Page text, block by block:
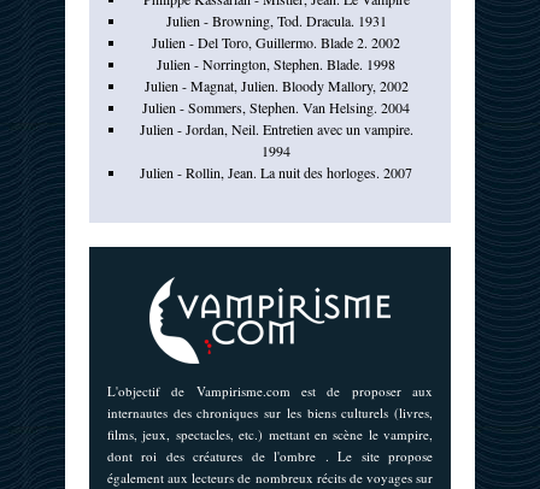
Julien - Browning, Tod. Dracula. 1931
Julien - Del Toro, Guillermo. Blade 2. 2002
Julien - Norrington, Stephen. Blade. 1998
Julien - Magnat, Julien. Bloody Mallory, 2002
Julien - Sommers, Stephen. Van Helsing. 2004
Julien - Jordan, Neil. Entretien avec un vampire.
1994
Julien - Rollin, Jean. La nuit des horloges. 2007
L'objectif de Vampirisme.com est de proposer aux
internautes des chroniques sur les biens culturels (livres,
films, jeux, spectacles, etc.) mettant en scène le vampire,
dont roi des créatures de l'ombre . Le site propose
également aux lecteurs de nombreux récits de voyages sur